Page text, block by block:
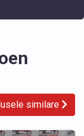
similare